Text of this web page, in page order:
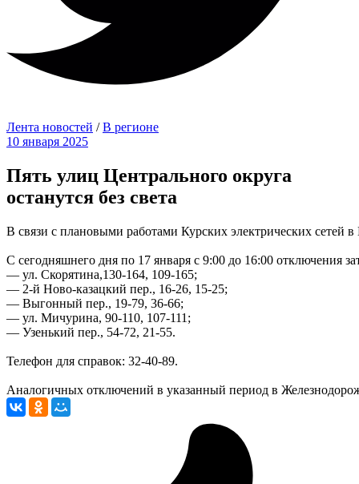
Лента новостей /В регионе
10 января 2025
Пять улиц Центрального округа
останутся без света
В связи с плановыми работами Курских электрических сетей
С сегодняшнего дня по 17 января с 9:00 до 16:00 отключения
— ул. Скорятина,130-164, 109-165;
— 2-й Ново-казацкий пер., 16-26, 15-25;
— Выгонный пер., 19-79, 36-66;
— ул. Мичурина, 90-110, 107-111;
— Узенький пер., 54-72, 21-55.
Телефон для справок: 32-40-89.
Аналогичных отключений в указанный период в